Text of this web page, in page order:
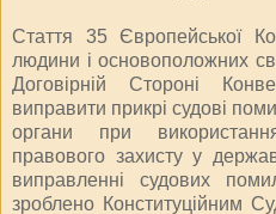
Стаття 35 Європейської
людини і основоположних
Договірній Стороні
виправити прикрі судові
органи при
правового захисту у
виправленні судових
зроблено Конституційним